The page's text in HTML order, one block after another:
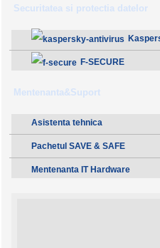
Securitatea si protectia datelor
F-SECURE
Mentenanta&Suport
Asistenta tehnica
Pachetul SAVE & SAFE
Mentenanta IT Hardware